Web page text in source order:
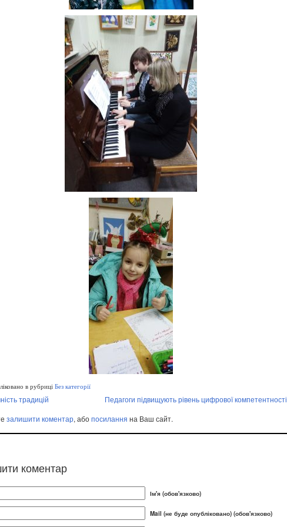
в рубриці Без категорії
традицій Педагоги підвищують рівень цифрової компетентності
залишити коментар, абопосилання на Ваш сайт.
коментар
Ім'я (обов'язково)
Mail (не буде опубліковано) (обов'язково)